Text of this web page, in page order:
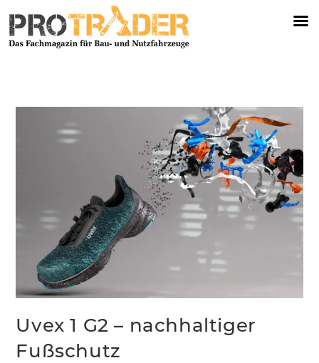
Uvex 1 G2 – nachhaltiger
Fußschutz